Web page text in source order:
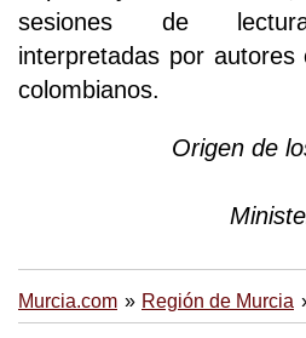
sesiones de
interpretadas por
colombianos.
Origen de
Murcia.com Región de Murcia